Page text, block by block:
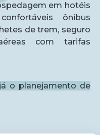
em hotéis
ônibus
de trem, seguro
com tarifas
o planejamento de